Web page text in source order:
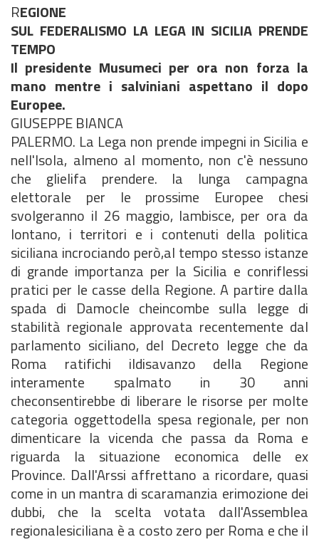
REGIONE
SUL FEDERALISMO LA LEGA IN SICILIA PRENDE
TEMPO
Il presidente Musumeci per ora non forza la
mano mentre i salviniani aspettano il dopo
Europee.
GIUSEPPE BIANCA
PALERMO. La Lega non prende impegni in Sicilia e
nell'Isola, almeno al momento, non c'è nessuno
che glielifa prendere. la lunga campagna
elettorale per le prossime Europee chesi
svolgeranno il 26 maggio, lambisce, per ora da
lontano, i territori e i contenuti della politica
siciliana incrociando però,al tempo stesso istanze
di grande importanza per la Sicilia e conriflessi
pratici per le casse della Regione. A partire dalla
spada di Damocle cheincombe sulla legge di
stabilità regionale approvata recentemente dal
parlamento siciliano, del Decreto legge che da
Roma ratifichi ildisavanzo della Regione
interamente spalmato in 30 anni
checonsentirebbe di liberare le risorse per molte
categoria oggettodella spesa regionale, per non
dimenticare la vicenda che passa da Roma e
riguarda la situazione economica delle ex
Province. Dall'Arssi affrettano a ricordare, quasi
come in un mantra di scaramanzia erimozione dei
dubbi, che la scelta votata dall'Assemblea
regionalesiciliana è a costo zero per Roma e che il